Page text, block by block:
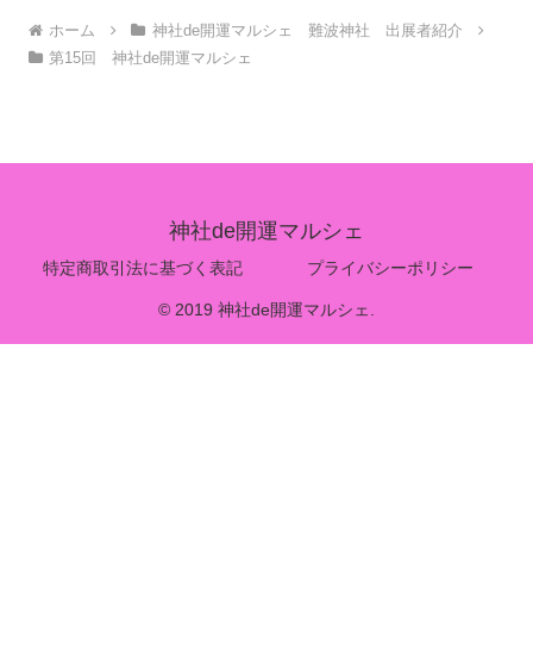
ホーム
神社de開運マルシェ 難波神社 出展者紹介
第15回 神社de開運マルシェ
神社de開運マルシェ
特定商取引法に基づく表記 プライバシーポリシー
© 2019 神社de開運マルシェ.